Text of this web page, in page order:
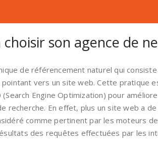
son agence de
de référencement naturel qui
vers un site web. Cette pratique
Engine Optimization) pour
recherche. En effet, plus un site web a
comme pertinent par les moteurs
des requêtes effectuées par les